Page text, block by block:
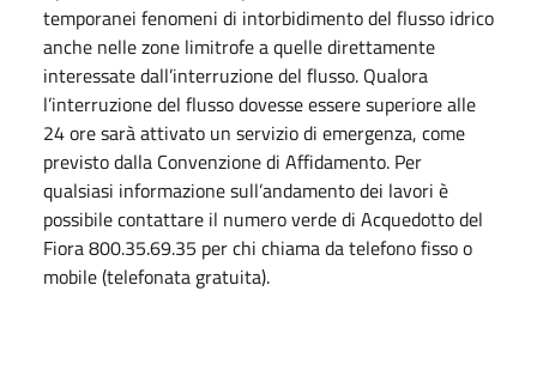
temporanei fenomeni di intorbidimento del flusso idrico
anche nelle zone limitrofe a quelle direttamente
interessate dall’interruzione del flusso. Qualora
l’interruzione del flusso dovesse essere superiore alle
24 ore sarà attivato un servizio di emergenza, come
previsto dalla Convenzione di Affidamento. Per
qualsiasi informazione sull’andamento dei lavori è
possibile contattare il numero verde di Acquedotto del
Fiora 800.35.69.35 per chi chiama da telefono fisso o
mobile (telefonata gratuita).